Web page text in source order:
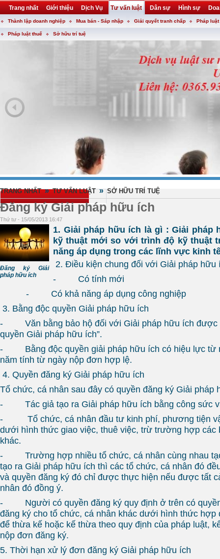
Trang nhất Giới thiệu Dịch Vụ Tư vấn luật Dân sự Hình sự
Khuyến mại Liên hệ forum utility
Thành lập doanh nghiệp Mua bán - Sáp nhập Giải quyết tranh chấp Pháp
Pháp luật thuế Sở hữu trí tuệ
TRANG NHẤT » TƯ VẤN LUẬT » SỞ HỮU TRÍ TUỆ
Đăng ký Giải pháp hữu ích
Thứ tư - 15/05/2013 16:47
Đăng ký Giải
pháp hữu ích
1. Giải pháp hữu ích là gì : Giải pháp
kỹ thuật mới so với trình độ kỹ thuật
năng áp dụng trong các lĩnh vực kinh
2. Điều kiện chung đối với Giải pháp
- Có tính mới
- Có khả năng áp dụng công nghiệp
3. Bằng độc quyền Giải pháp hữu ích
- Văn bằng bảo hộ đối với Giải pháp hữu ích được
quyền Giải pháp hữu ích”.
- Bằng độc quyền giải pháp hữu ích có hiệu lực từ
năm tính từ ngày nộp đơn hợp lệ.
4. Quyền đăng ký Giải pháp hữu ích
Tổ chức, cá nhân sau đây có quyền đăng ký Giải pháp
- Tác giả tạo ra Giải pháp hữu ích bằng công sức
- Tổ chức, cá nhân đầu tư kinh phí, phương tiện
dưới hình thức giao việc, thuê việc, trừ trường hợp các
khác.
- Trường hợp nhiều tổ chức, cá nhân cùng nhau
tạo ra Giải pháp hữu ích thì các tổ chức, cá nhân đó
và quyền đăng ký đó chỉ được thực hiện nếu được tất
nhân đó đồng ý.
- Người có quyền đăng ký quy định ở trên có quyền
đăng ký cho tổ chức, cá nhân khác dưới hình thức hợp
để thừa kế hoặc kế thừa theo quy định của pháp luật,
nộp đơn đăng ký.
5. Thời hạn xử lý đơn đăng ký Giải pháp hữu ích